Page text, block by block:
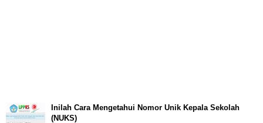
Inilah Cara Mengetahui Nomor Unik Kepala Sekolah
(NUKS)